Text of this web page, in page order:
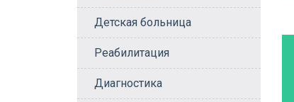
Детская больница
Реабилитация
Диагностика